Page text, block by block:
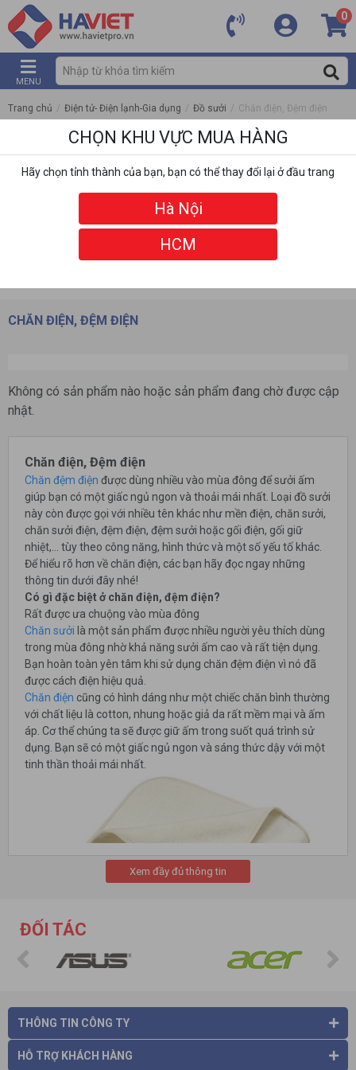
0
MENU
Trang chủ / Điện tử- Điện lạnh-Gia dụng / Đồ sưởi / Chăn điện, Đệm điện
CHĂN ĐIỆN, ĐỆM ĐIỆN
Không có sản phẩm nào hoặc sản phẩm đang chờ được cập
nhật.
Chăn điện, Đệm điện
Chăn đệm điện được dùng nhiều vào mùa đông để sưởi ấm
giúp bạn có một giấc ngủ ngon và thoải mái nhất. Loại đồ sưởi
này còn được gọi với nhiều tên khác như mền điện, chăn sưởi,
chăn sưởi điện, đệm điện, đệm sưởi hoặc gối điện, gối giữ
nhiệt,... tùy theo công năng, hình thức và một số yếu tố khác.
Để hiểu rõ hơn về chăn điện, các bạn hãy đọc ngay những
thông tin dưới đây nhé!
Có gì đặc biệt ở chăn điện, đệm điện?
Rất được ưa chuộng vào mùa đông
Chăn sưởi là một sản phẩm được nhiều người yêu thích dùng
trong mùa đông nhờ khả năng sưởi ấm cao và rất tiện dụng.
Bạn hoàn toàn yên tâm khi sử dụng chăn đệm điện vì nó đã
được cách điện hiệu quả.
Chăn điện cũng có hình dáng như một chiếc chăn bình thường
với chất liệu là cotton, nhung hoặc giả da rất mềm mại và ấm
áp. Cơ thể chúng ta sẽ được giữ ấm trong suốt quá trình sử
dụng. Bạn sẽ có một giấc ngủ ngon và sáng thức dậy với một
tinh thần thoải mái nhất.
thể mang theo khi đi công tác, du lịch. Ngoài ra, bạn cũng có
thể gấp gọn và cất đi dễ dàng khi không dùng đến mền điện.
Nguyên tắc hoạt động của chăn đệm điện
Chăn điệncó khả năng chuyển hóa điện năng thành nhiệt
Xem đầy đủ thông tin
ĐỐI TÁC
THÔNG TIN CÔNG TY
HỖ TRỢ KHÁCH HÀNG
CHỌN KHU VỰC MUA HÀNG
Hãy chọn tỉnh thành của bạn, bạn có thể thay đổi lại ở đầu trang
Hà Nội
HCM